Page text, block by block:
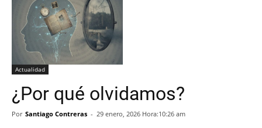
Actualidad
¿Por qué olvidamos?
Por Santiago Contreras - 29 enero, 2026 Hora:10:26 am